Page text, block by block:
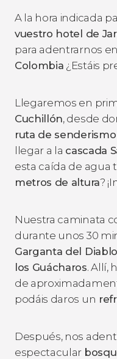
A la hora indicada
vuestro hotel de
para adentrarnos
Colombia ¿Estáis
Llegaremos en
Cuchillón, desde
ruta de senderismo
llegar a la cascada
esta caída de
metros de altura?
Nuestra caminata
durante unos 30
Garganta del Diablo
los Guácharos. Allí,
de
podáis daros un
Después, nos
espectacular